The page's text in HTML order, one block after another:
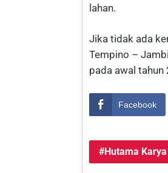
lahan.
Jika tidak ada
Tempino –
pada awal tahun
Facebook
Hutama Karya